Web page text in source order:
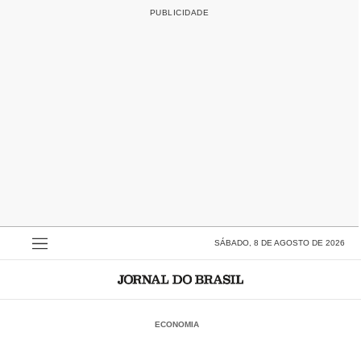
SÁBADO, 8 DE AGOSTO DE 2026
ECONOMIA